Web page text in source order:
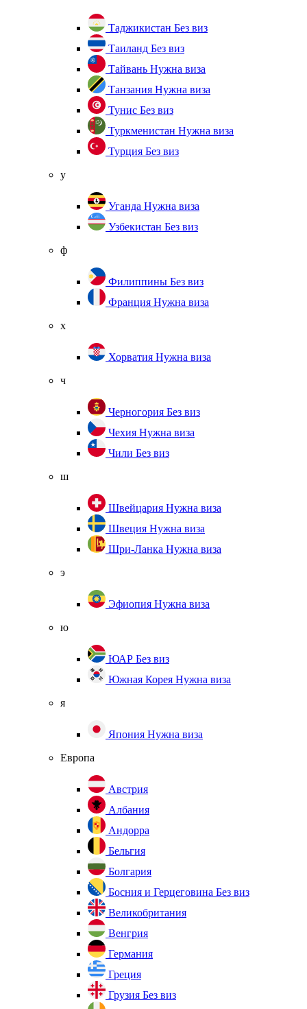
Таджикистан Без виз
Таиланд Без виз
Тайвань Нужна виза
Танзания Нужна виза
Тунис Без виз
Туркменистан Нужна виза
Турция Без виз
у
Уганда Нужна виза
Узбекистан Без виз
ф
Филиппины Без виз
Франция Нужна виза
х
Хорватия Нужна виза
ч
Черногория Без виз
Чехия Нужна виза
Чили Без виз
ш
Швейцария Нужна виза
Швеция Нужна виза
Шри-Ланка Нужна виза
э
Эфиопия Нужна виза
ю
ЮАР Без виз
Южная Корея Нужна виза
я
Япония Нужна виза
Европа
Австрия
Албания
Андорра
Бельгия
Болгария
Босния и Герцеговина Без виз
Великобритания
Венгрия
Германия
Греция
Грузия Без виз